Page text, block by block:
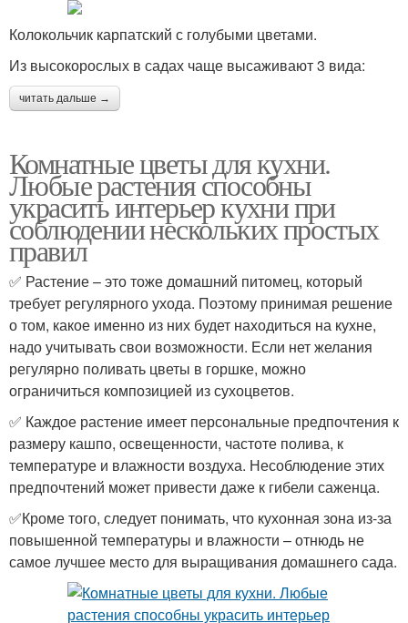
Колокольчик карпатский с голубыми цветами.
Из высокорослых в садах чаще высаживают 3 вида:
читать дальше →
Комнатные цветы для кухни.
Любые растения способны
украсить интерьер кухни при
соблюдении нескольких простых
правил
✅ Растение – это тоже домашний питомец, который
требует регулярного ухода. Поэтому принимая решение
о том, какое именно из них будет находиться на кухне,
надо учитывать свои возможности. Если нет желания
регулярно поливать цветы в горшке, можно
ограничиться композицией из сухоцветов.
✅ Каждое растение имеет персональные предпочтения к
размеру кашпо, освещенности, частоте полива, к
температуре и влажности воздуха. Несоблюдение этих
предпочтений может привести даже к гибели саженца.
✅Кроме того, следует понимать, что кухонная зона из-за
повышенной температуры и влажности – отнюдь не
самое лучшее место для выращивания домашнего сада.